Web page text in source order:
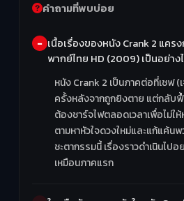
คำถามที่พบบ่อย
เนื้อเรื่องของหนัง Crank 2 แคร
พากย์ไทย HD (2009) เป็นอย่าง
หนัง Crank 2 เป็นภาคต่อที่เชฟ
ครั้งหลังจากถูกยิงตาย แต่กลับ
ต้องชาร์จไฟตลอดเวลาเพื่อไม่ใ
ตามหาหัวใจดวงใหม่และแก้แค้นพ
ชะตากรรมนี้ เรื่องราวดำเนินไป
เหมือนภาคแรก